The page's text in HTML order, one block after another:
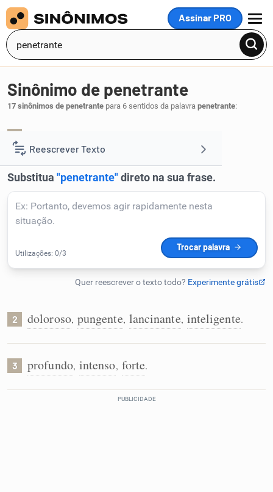
Assinar PRO
MENU
Reescrever Texto
Resumir Texto
Corrigir Texto
Detector de IA
Humanizador de IA
Conexões
Sinônimo de penetrante
17 sinônimos de penetrante para 6 sentidos da palavra penetrante:
2 doloroso, pungente, lancinante, inteligente.
3 profundo, intenso, forte.